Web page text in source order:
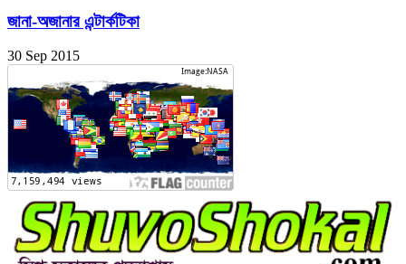
জানা-অজানার এন্টার্কটিকা
30 Sep 2015